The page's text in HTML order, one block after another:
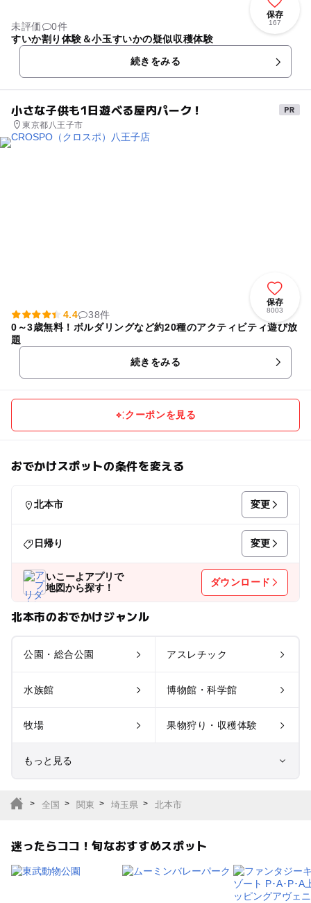
保存
167
未評価
0件
すいか割り体験＆小玉すいかの疑似収穫体験
続きをみる
小さな子供も1日遊べる屋内パーク！
東京都八王子市
保存
8003
4.4
38件
0～3歳無料！ボルダリングなど約20種のアクティビティ遊び放
題
続きをみる
クーポンを見る
おでかけスポットの条件を変える
北本市 変更
日帰り 変更
いこーよアプリで
地図から探す！
ダウンロード
北本市のおでかけジャンル
公園・総合公園 アスレチック
水族館 博物館・科学館
牧場 果物狩り・収穫体験
もっと見る
サファリパーク
植物園・フラワーパー
ク
全国 関東 埼玉県 北本市
迷ったらココ！旬なおすすめスポット